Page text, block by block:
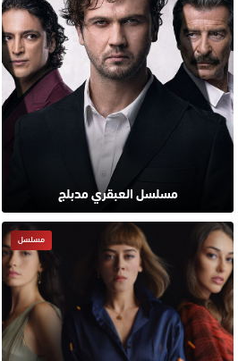
مسلسل العبقري مدبلج
مسلسل